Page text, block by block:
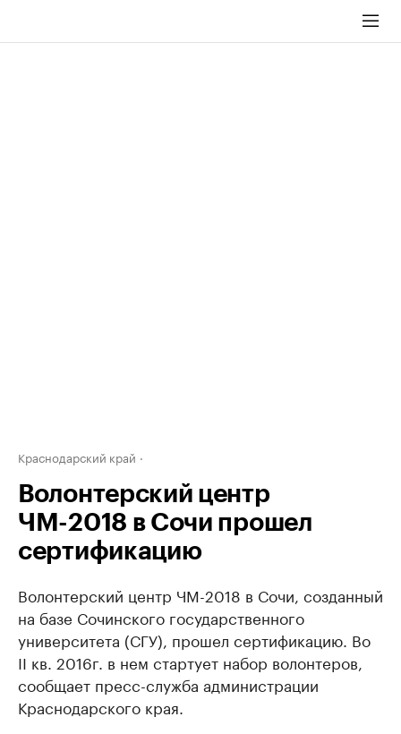
Краснодарский край
Волонтерский центр
ЧМ-2018 в Сочи прошел
сертификацию
Волонтерский центр ЧМ-2018 в Сочи, созданный
на базе Сочинского государственного
университета (СГУ), прошел сертификацию. Во
II кв. 2016г. в нем стартует набор волонтеров,
сообщает пресс-служба администрации
Краснодарского края.